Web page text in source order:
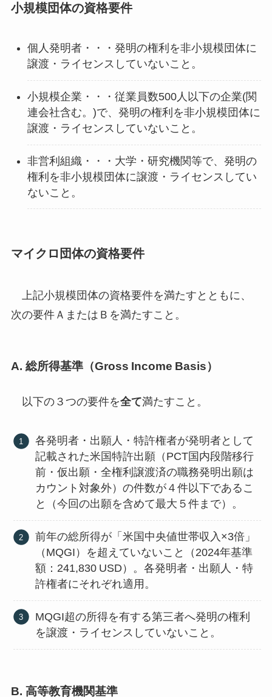
小規模団体の資格要件
個人発明者・・・発明の権利を非小規模団体に
譲渡・ライセンスしていないこと。
小規模企業・・・従業員数500人以下の企業(関
連会社含む。)で、発明の権利を非小規模団体に
譲渡・ライセンスしていないこと。
非営利組織・・・大学・研究機関等で、発明の
権利を非小規模団体に譲渡・ライセンスしてい
ないこと。
マイクロ団体の資格要件
上記小規模団体の資格要件を満たすとともに、
次の要件ＡまたはＢを満たすこと。
A. 総所得基準（Gross Income Basis）
以下の３つの要件を全て満たすこと。
各発明者・出願人・特許権者が発明者として
記載された米国特許出願（PCT国内段階移行
前・仮出願・全権利譲渡済の職務発明出願は
カウント対象外）の件数が４件以下であるこ
と（今回の出願を含めて最大５件まで）。
前年の総所得が「米国中央値世帯収入×3倍」
（MQGI）を超えていないこと（2024年基準
額：241,830 USD）。各発明者・出願人・特
許権者にそれぞれ適用。
MQGI超の所得を有する第三者へ発明の権利
を譲渡・ライセンスしていないこと。
B. 高等教育機関基準